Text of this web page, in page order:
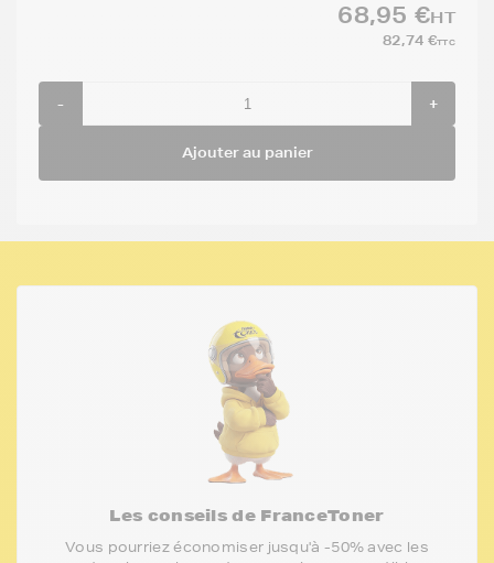
68,95 €HT
82,74 €TTC
- +
Ajouter au panier
Les conseils de FranceToner
Vous pourriez économiser jusqu'à -50% avec les